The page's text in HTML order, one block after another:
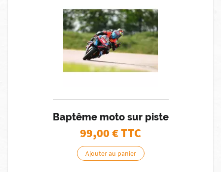
Baptême moto sur piste
99,00€ TTC
Ajouter au panier